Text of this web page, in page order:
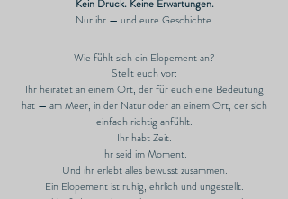
Kein Druck. Keine Erwartungen.
Nur ihr — und eure Geschichte.
Wie fühlt sich ein Elopement an?
Stellt euch vor:
Ihr heiratet an einem Ort, der für euch eine Bedeutung
hat — am Meer, in der Natur oder an einem Ort, der sich
einfach richtig anfühlt.
Ihr habt Zeit.
Ihr seid im Moment.
Und ihr erlebt alles bewusst zusammen.
Ein Elopement ist ruhig, ehrlich und ungestellt.